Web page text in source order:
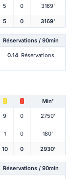
5 0 3169'
5 0 3169'
Réservations / 90min
0.14 Réservations
Min'
9 0 2750'
1 0 180'
10 0 2930'
Réservations / 90min